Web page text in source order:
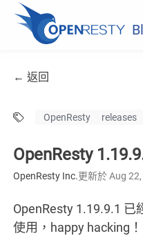
OpenResty Edge
文件
← 返回
OpenResty releases
OpenResty
OpenResty Inc.更新於 Aug 22,
OpenResty 1.19.9.1
使用，happy hacking！